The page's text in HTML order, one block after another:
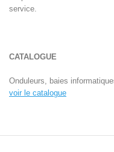
service.
CATALOGUE
Onduleurs, baies
voir le catalogue